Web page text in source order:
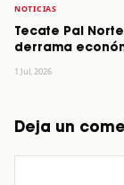
NOTICIAS
Tecate Pal
derrama
1 Jul, 2026
Deja un
Comentario